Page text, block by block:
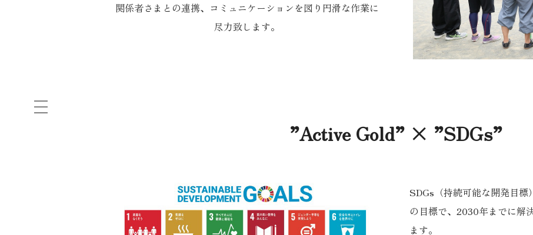
関係者さまとの連携、コミュニケーションを図り円滑な作業に
尽力致します。
”Active Gold” × ”SDGs”
SDGs（持続可能な開発目
の目標で、2030年までに解
ます。